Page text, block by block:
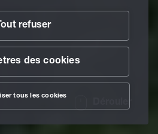
refuser
des cookies
tous les cookies